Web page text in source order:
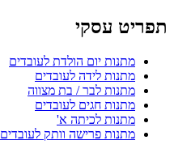
תפריט עסקי
מתנות יום הולדת לעובדים
מתנות לידה לעובדים
מתנות לבר / בת מצווה
מתנות חגים לעובדים
מתנות לכיתה א'
מתנות פרישה וותק לעובדים